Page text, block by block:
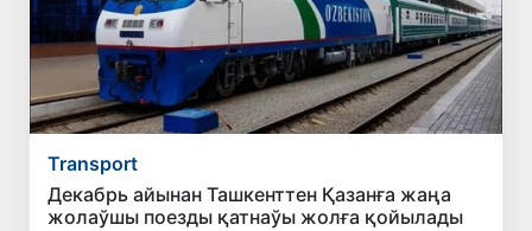
Transport
Декабрь айынан Ташкенттен Қазанға жаңа
жолаўшы поезды қатнаўы жолға қойылады